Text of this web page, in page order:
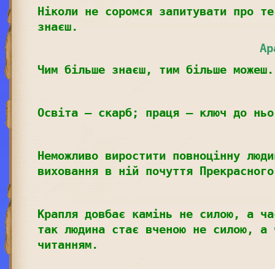
Ніколи не соромся запитувати про
знаєш.
Чим більше знаєш, тим більше можеш.
Освіта – скарб; праця – ключ до
Неможливо виростити повноцінну
виховання в ній почуття
Крапля довбає камінь не силою, а
так людина стає вченою не силою, а
читанням.